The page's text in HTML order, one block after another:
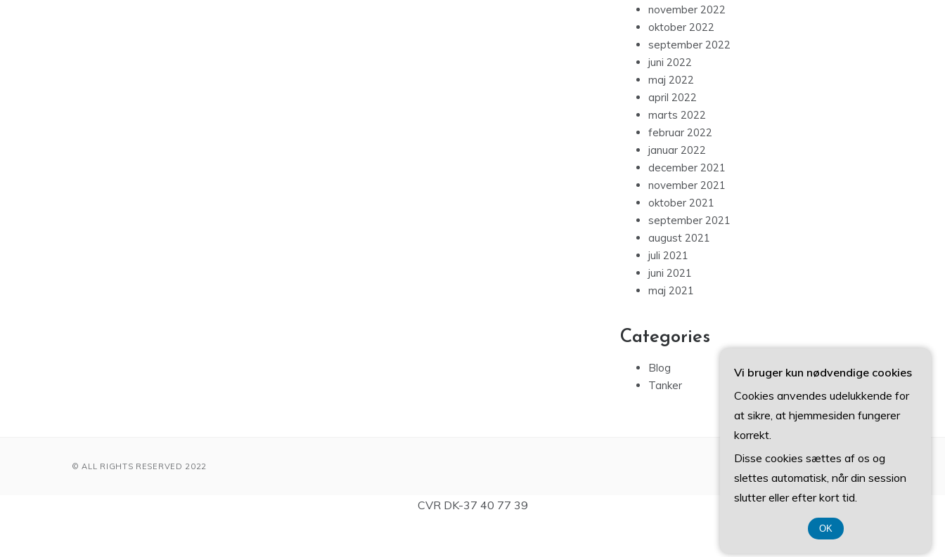
november 2022
oktober 2022
september 2022
juni 2022
maj 2022
april 2022
marts 2022
februar 2022
januar 2022
december 2021
november 2021
oktober 2021
september 2021
august 2021
juli 2021
juni 2021
maj 2021
Categories
Blog
Tanker
© ALL RIGHTS RESERVED 2022
CVR DK-37 40 77 39
Vi bruger kun nødvendige cookies
Cookies anvendes udelukkende for
at sikre, at hjemmesiden fungerer
korrekt.
Disse cookies sættes af os og
slettes automatisk, når din session
slutter eller efter kort tid.
OK